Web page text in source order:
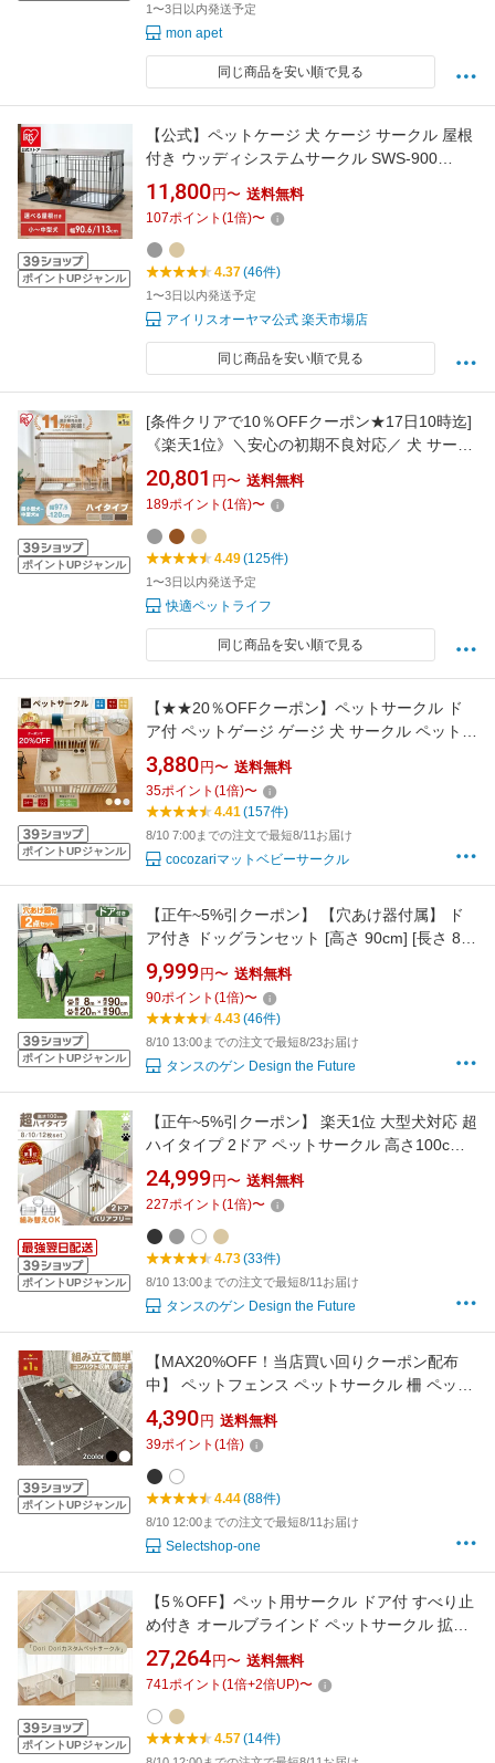
1〜3日以内発送予定
mon apet
同じ商品を安い順で見る
ポイントUPジャンル
【公式】ペットケージ 犬 ケージ サークル 屋根
付き ウッディシステムサークル SWS-900
SWS-1200 ナチュラル アッシュグレー システ
ムサークル 小型犬 中型犬 いぬ イヌ 室内 屋内
木目調 ウッディサークル 屋根無し アイリスオ
ーヤマ
11,800 円〜 送料無料
107ポイント (1倍)〜
4.37(46件)
1〜3日以内発送予定
アイリスオーヤマ公式 楽天市場店
同じ商品を安い順で見る
ポイントUPジャンル
[条件クリアで10％OFFクーポン★17日10時迄]
《楽天1位》＼安心の初期不良対応／ 犬 サーク
ル おしゃれ アイリスオーヤマ 選べる屋根付き
中型犬 小型犬 ペットサークル 犬ペット 室内 洗
えるトレー 簡単組立 PWSR-960V PWSR-
1280V PWSR-1280HV【AR対応】
20,801 円〜 送料無料
189ポイント (1倍)〜
4.49(125件)
1〜3日以内発送予定
快適ペットライフ
同じ商品を安い順で見る
ポイントUPジャンル
【★★20％OFFクーポン】ペットサークル ド
ア付 ペットゲージ ゲージ 犬 サークル ペットマ
ット 広い 室内用 犬用 犬 サークル ペットフェ
ンス 中型犬 組立簡単 おしゃれ 犬 ゲージ 仕切
ケージ 大きいサイズ 140*80～200*280 安全 犬
棚 扉 おしゃれ cocozari
3,880 円〜 送料無料
35ポイント (1倍)〜
4.41(157件)
8/10 7:00までの注文で最短8/11お届け
cocozariマットベビーサークル
ポイントUPジャンル
【正午~5%引クーポン】 【穴あけ器付属】 ド
ア付き ドッグランセット [高さ 90cm] [長さ 8m
/ 20m] 折りたたみ 組み換え可能 ゲート付き 扉
付きドッグラン セット ペットサークル 屋外 ド
ッグサークル ネット フェンス 柵 ケージ 小型犬
中型犬 犬 ペット用 ペット
9,999 円〜 送料無料
90ポイント (1倍)〜
4.43(46件)
8/10 13:00までの注文で最短8/23お届け
タンスのゲン Design the Future
ポイントUPジャンル
【正午~5%引クーポン】 楽天1位 大型犬対応 超
ハイタイプ 2ドア ペットサークル 高さ100cm
バリアフリー 8枚/10枚/12枚セット 折りたたみ
扉 ドア付き 組み替え サークル ドッグサークル
ゲージ ドッグゲージ 犬 犬用 中型犬 大型犬 大
型 室内 拡張 おしゃれ
24,999 円〜 送料無料
227ポイント (1倍)〜
4.73(33件)
8/10 13:00までの注文で最短8/11お届け
タンスのゲン Design the Future
ポイントUPジャンル
【MAX20%OFF！当店買い回りクーポン配布
中】 ペットフェンス ペットサークル 柵 ペット
ドア付き ジョイント式 置くだけ 屋外 室内 組み
立て式 犬 猫 うさぎ メッシュ 透明 ペットゲー
ジ 折りたたみ ペットケージ フェンス サークル
4,390 円 送料無料
39ポイント (1倍)
4.44(88件)
8/10 12:00までの注文で最短8/11お届け
Selectshop-one
ポイントUPジャンル
【5％OFF】ペット用サークル ドア付 すべり止
め付き オールブラインド ペットサークル 拡張
増設 犬用ゲージ ペットゲージ フェンスケージ
中型犬 小型犬 多頭飼い 組み立て 室内サークル
サークル th145 dor11
27,264 円〜 送料無料
741ポイント (1倍+2倍UP)〜
4.57(14件)